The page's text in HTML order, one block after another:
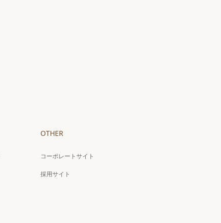
OTHER
コーポレートサイト
採用サイト